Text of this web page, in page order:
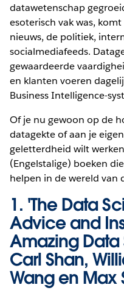
datawetenschap
esoterisch vak was,
nieuws, de politiek,
socialmediafeeds.
gewaardeerde
en klanten voeren
Business Intelligence-
Of je nu gewoon op de
datagekte of aan je
geletterdheid wilt
(Engelstalige) boeken
helpen in de wereld van
1. 'The Data
Advice and
Amazing Data
Carl Shan,
Wang en Max